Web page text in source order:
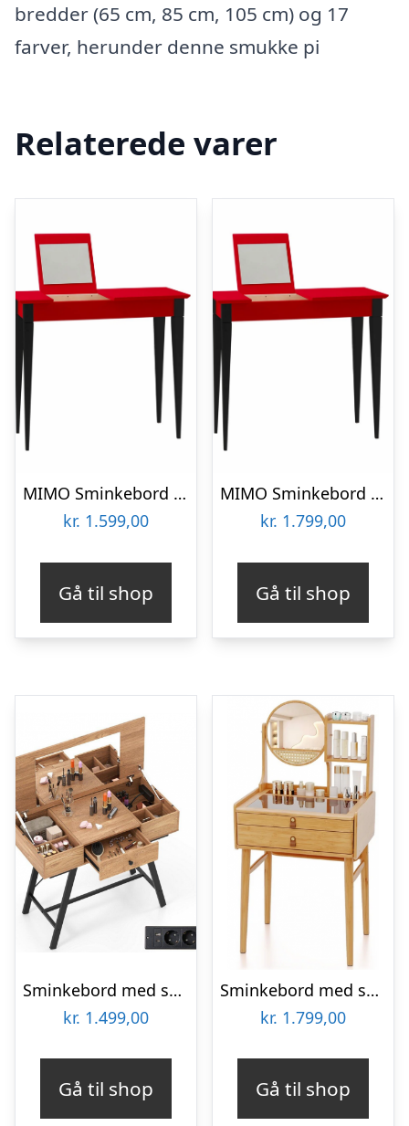
bredder (65 cm, 85 cm, 105 cm) og 17
farver, herunder denne smukke pi
Relaterede varer
MIMO Sminkebord med spejl – 65×35 cm sorte ben / røde
kr. 1.599,00
Gå til shop
MIMO Sminkebord med spejl 105x35cm sorte ben / rød
kr. 1.799,00
Gå til shop
Sminkebord med spejl i metal og møbelplade H80,5 – 124 x B96,5 x D46,5 cm – Sort/Natur
kr. 1.499,00
Gå til shop
Sminkebord med skuffer i bambus H122 x B60 cm – Natur
kr. 1.799,00
Gå til shop